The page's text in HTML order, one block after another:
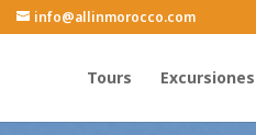
info@allinmorocco.com
Tours Excursiones